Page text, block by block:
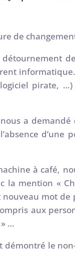
de
pirate,
a
à café,
la mention «
mot
aux
…
le